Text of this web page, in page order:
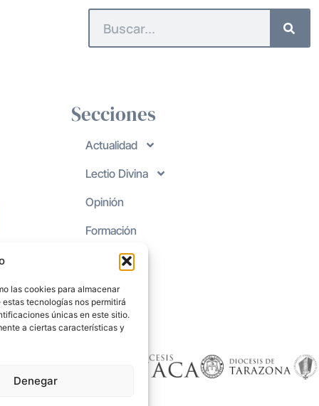
las cookies para almacenar
tecnologías nos permitirá
únicas en este sitio.
a ciertas características y
Denegar
Secciones
Actualidad
Lectio Divina
Opinión
Formación